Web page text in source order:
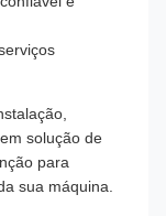
solução de
para
sua máquina.